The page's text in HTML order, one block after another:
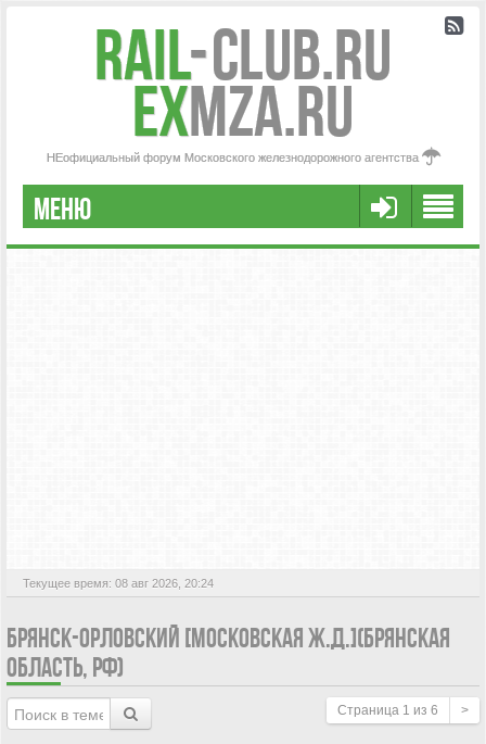
Rail-Club.RU
exMZA.RU
НЕофициальный форум Московского железнодорожного агентства
МЕНЮ
РЕГИСТРАЦИЯ
Текущее время: 08 авг 2026, 20:24
БРЯНСК-ОРЛОВСКИЙ [МОСКОВСКАЯ Ж.Д.](БРЯНСКАЯ
ОБЛАСТЬ, РФ)
Страница 1 из 6 >